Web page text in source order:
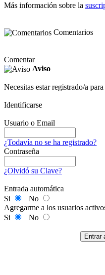
Más información sobre la
Comentarios
Comentar
Aviso
Necesitas estar registrado/a
Identificarse
Usuario o Email
¿Todavía no se ha registrado?
Contraseña
¿Olvidó su Clave?
Entrada automática
Si
No
Agregarme a los usuarios
Si
No
Entrar